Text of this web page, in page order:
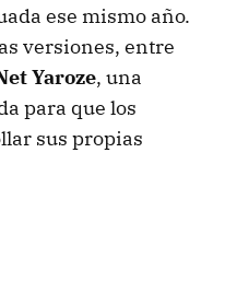
ese mismo año.
versiones, entre
Yaroze, una
para que los
sus propias